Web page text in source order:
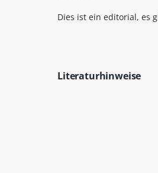
Dies ist ein editorial, es
Literaturhinweise